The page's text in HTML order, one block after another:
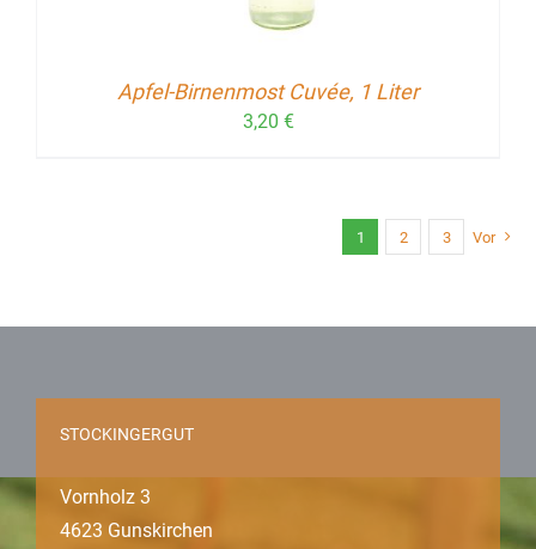
Apfel-Birnenmost Cuvée, 1 Liter
3,20 €
1 2 3 Vor
STOCKINGERGUT
Vornholz 3
4623 Gunskirchen